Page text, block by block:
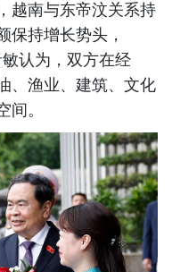
越南与东帝汶关系持
保持增长势头，
认为，双方在经
、渔业、建筑、文化
。